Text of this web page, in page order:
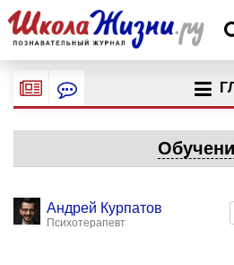
Андрей Курпатов
Психотерапевт